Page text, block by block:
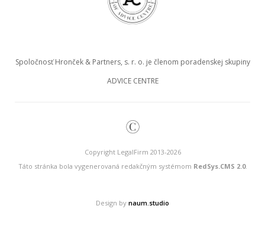
Spoločnosť Hronček & Partners, s. r. o. je členom poradenskej skupiny
ADVICE CENTRE
©
Copyright LegalFirm 2013-2026
Táto stránka bola vygenerovaná redakčným systémom RedSys.CMS 2.0.
Design by naum.studio